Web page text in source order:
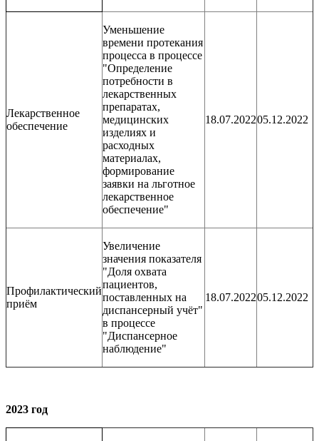
Лекарственное
обеспечение
Уменьшение
времени протекания
процесса в процессе
"Определение
потребности в
лекарственных
препаратах,
медицинских
изделиях и
расходных
материалах,
формирование
заявки на льготное
лекарственное
обеспечение"
18.07.202205.12.2022
Профилактический
приём
Увеличение
значения показателя
"Доля охвата
пациентов,
поставленных на
диспансерный учёт"
в процессе
"Диспансерное
наблюдение"
18.07.202205.12.2022
2023 год